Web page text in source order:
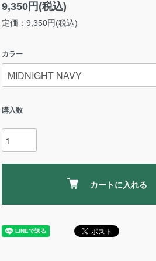
9,350円(税込)
定価：9,350円(税込)
カラー
購入数
カートに入れる